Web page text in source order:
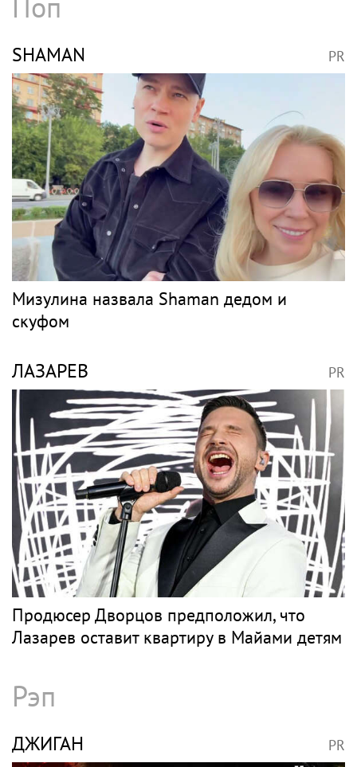
SHAMAN PR
Мизулина назвала Shaman дедом и
скуфом
ЛАЗАРЕВ PR
Продюсер Дворцов предположил, что
Лазарев оставит квартиру в Майами детям
Рэп
ДЖИГАН PR